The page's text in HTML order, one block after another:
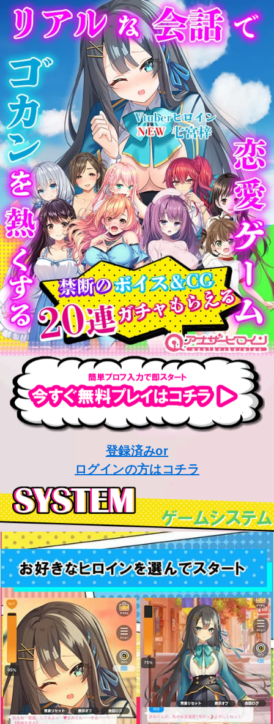
登録済みor
ログインの方はコチラ